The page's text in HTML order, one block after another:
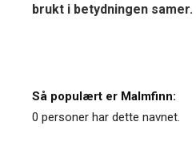
brukt i betydningen samer.
Så populært er Malmfinn:
0 personer har dette navnet.